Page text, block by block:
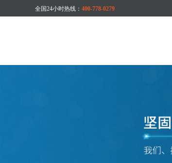
全国24小时热线： 400-778-0279